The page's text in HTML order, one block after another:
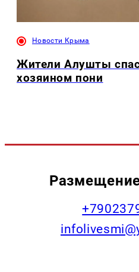
Новости Крыма
Жители Алушты
хозяином пони